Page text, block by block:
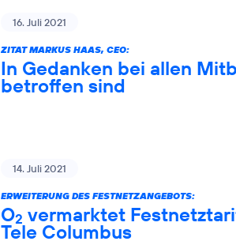
16. Juli 2021
ZITAT MARKUS HAAS, CEO:
In Gedanken bei allen
betroffen sind
14. Juli 2021
ERWEITERUNG DES FESTNETZANGEBOTS:
O2 vermarktet
Tele Columbus